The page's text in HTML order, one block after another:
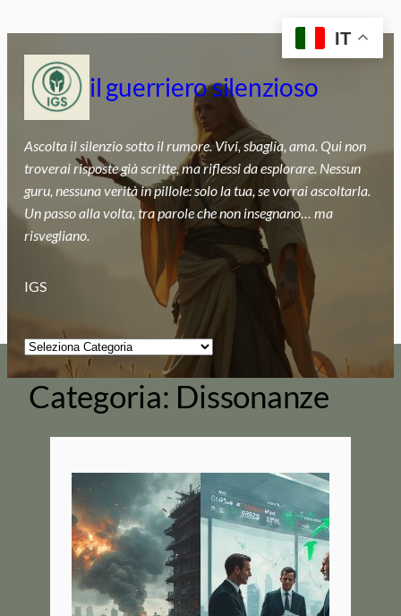
contenuto
il guerriero silenzioso
Ascolta il silenzio sotto il rumore. Vivi, sbaglia, ama. Qui non
troverai risposte già scritte, ma riflessi da esplorare. Nessun
guru, nessuna verità in pillole: solo la tua, se vorrai ascoltarla.
Un passo alla volta, tra parole che non insegnano… ma
risvegliano.
IGS
Categorie
Categoria: Dissonanze
IT